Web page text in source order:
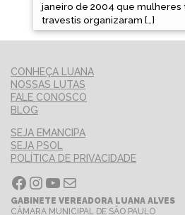
janeiro de 2004 que mulheres
travestis organizaram […]
CONHEÇA LUANA
NOSSAS LUTAS
FALE CONOSCO
BLOG
SEJA EMANCIPA
SEJA PSOL
POLÍTICA DE PRIVACIDADE
Facebook InstagramYoutube E-mail
GABINETE VEREADORA LUANA ALVES
CÂMARA MUNICIPAL DE SÃO PAULO